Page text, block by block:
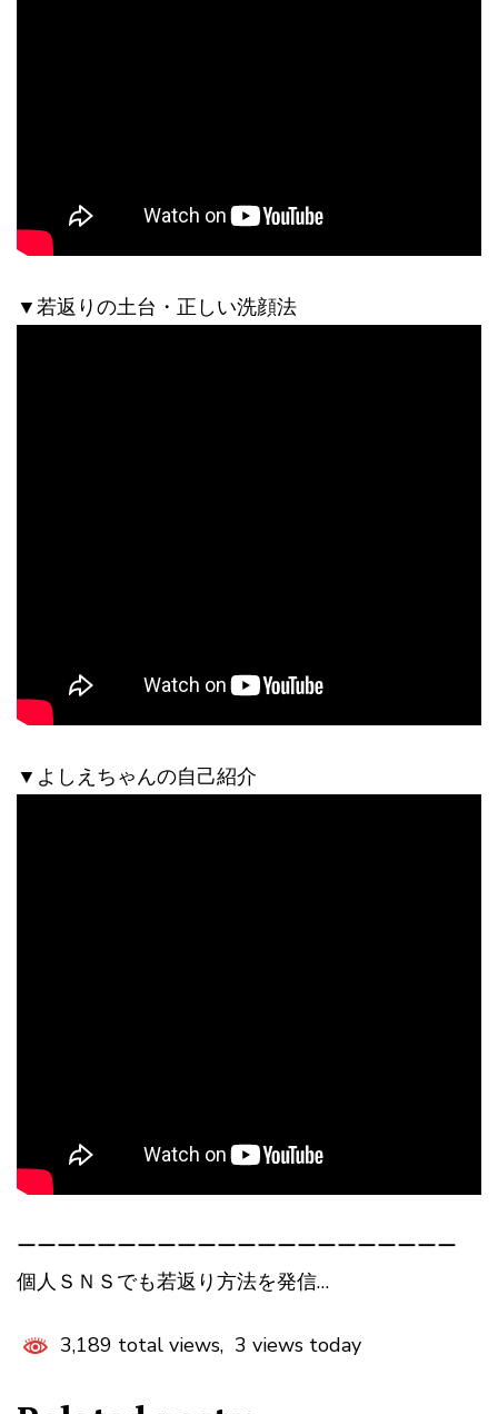
▼若返りの土台・正しい洗顔法
▼よしえちゃんの自己紹介
ーーーーーーーーーーーーーーーーーーーーーー
個人ＳＮＳでも若返り方法を発信…
3,189 total views, 3 views today